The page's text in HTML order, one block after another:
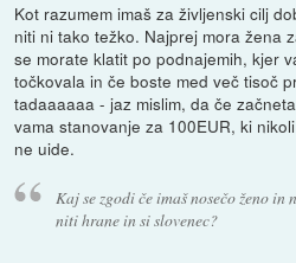
Kot razumem imaš za življenski cilj
niti ni tako težko. Najprej mora žena
se morate klatit po podnajemih, kjer
točkovala in če boste med več tisoč
tadaaaaaa - jaz mislim, da če
vama stanovanje za 100EUR, ki
ne uide.
Kaj se zgodi če imaš nosečo ženo
niti hrane in si slovenec?